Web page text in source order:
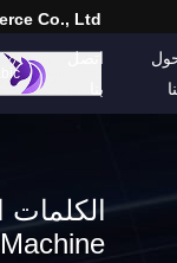
اتصل
بنا